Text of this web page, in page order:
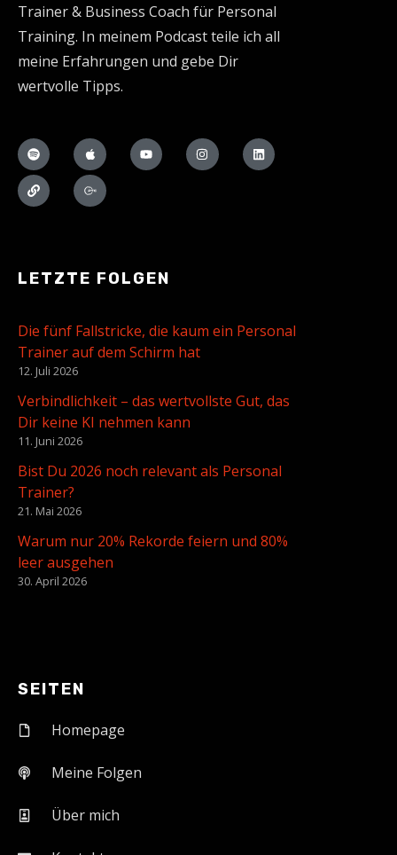
Trainer & Business Coach für Personal
Training. In meinem Podcast teile ich all
meine Erfahrungen und gebe Dir
wertvolle Tipps.
LETZTE FOLGEN
Die fünf Fallstricke, die kaum ein Personal
Trainer auf dem Schirm hat
12. Juli 2026
Verbindlichkeit – das wertvollste Gut, das
Dir keine KI nehmen kann
11. Juni 2026
Bist Du 2026 noch relevant als Personal
Trainer?
21. Mai 2026
Warum nur 20% Rekorde feiern und 80%
leer ausgehen
30. April 2026
SEITEN
Homepage
Meine Folgen
Über mich